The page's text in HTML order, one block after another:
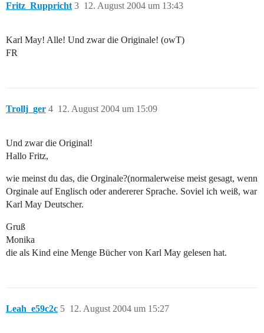
Fritz_Ruppricht 12. August 2004 um 13:43
3
Karl May! Alle! Und zwar die Originale! (owT)
FR
Trollj_ger 12. August 2004 um 15:09
4
Und zwar die Original!
Hallo Fritz,
wie meinst du das, die Orginale?(normalerweise meist gesagt, wenn
Orginale auf Englisch oder andererer Sprache. Soviel ich weiß, war
Karl May Deutscher.
Gruß
Monika
die als Kind eine Menge Bücher von Karl May gelesen hat.
Leah_e59c2c 12. August 2004 um 15:27
5